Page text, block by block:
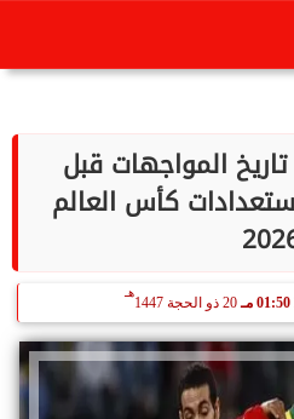
المواجهات قبل
كأس العالم
01:50 مـ 20 ذو الحجة 1447
هـ